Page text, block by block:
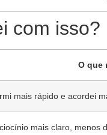
com isso?
O que
mais rápido e acordei
mais claro, menos